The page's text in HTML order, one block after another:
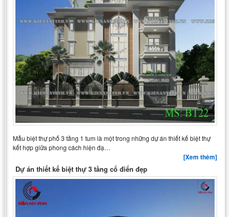
Mẫu biệt thự phố 3 tầng 1 tum là một trong những dự án thiết kế biệt thự
kết hợp giữa phong cách hiện đạ…
[Xem thêm]
Dự án thiết kế biệt thự 3 tầng cổ điển đẹp